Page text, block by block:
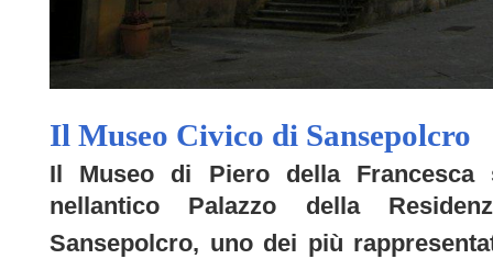
Il Museo Civico di Sansepolcro
Il Museo di Piero della Francesca
nellantico Palazzo della
Sansepolcro, uno dei più